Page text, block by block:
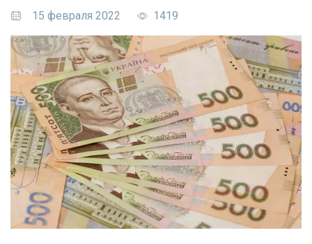
15 февраля 2022 1419